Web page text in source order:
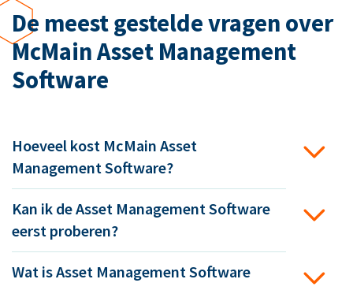
De meest gestelde vragen over
McMain Asset Management
Software
Hoeveel kost McMain Asset
Management Software?
Kan ik de Asset Management Software
eerst proberen?
Wat is Asset Management Software